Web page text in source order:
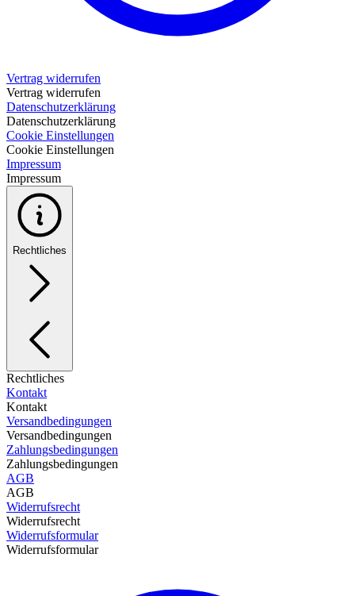
Vertrag widerrufen
Vertrag widerrufen
Datenschutzerklärung
Datenschutzerklärung
Cookie Einstellungen
Cookie Einstellungen
Impressum
Impressum
Rechtliches
Rechtliches
Kontakt
Kontakt
Versandbedingungen
Versandbedingungen
Zahlungsbedingungen
Zahlungsbedingungen
AGB
AGB
Widerrufsrecht
Widerrufsrecht
Widerrufsformular
Widerrufsformular